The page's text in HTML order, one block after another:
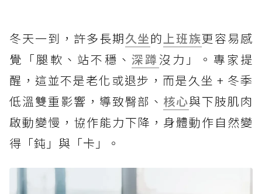
冬天一到，許多長期久坐的上班族更容易感
覺「腿軟、站不穩、深蹲沒力」。專家提
醒，這並不是老化或退步，而是久坐 + 冬季
低溫雙重影響，導致臀部、 核心與下肢肌肉
啟動變慢，協作能力下降，身體動作自然變
得「鈍」與「卡」。